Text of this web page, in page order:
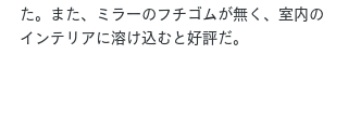
た。また、ミラーのフチゴムが無く、室内の
インテリアに溶け込むと好評だ。